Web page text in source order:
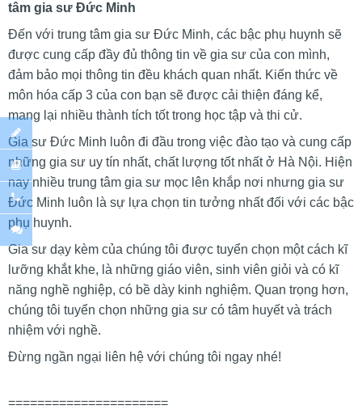
tâm gia sư Đức Minh
Đến với trung tâm gia sư Đức Minh, các bậc phụ huynh sẽ
được cung cấp đầy đủ thông tin về gia sư của con mình,
đảm bảo mọi thông tin đều khách quan nhất. Kiến thức về
môn hóa cấp 3 của con bạn sẽ được cải thiện đáng kể,
mang lại nhiều thành tích tốt trong học tập và thi cử.
Gia sư Đức Minh luôn đi đầu trong việc đào tạo và cung cấp
những gia sư uy tín nhất, chất lượng tốt nhất ở Hà Nội. Hiện
nay nhiều trung tâm gia sư mọc lên khắp nơi nhưng gia sư
Đức Minh luôn là sự lựa chọn tin tưởng nhất đối với các bậc
phụ huynh.
Gia sư dạy kèm của chúng tôi được tuyển chọn một cách kĩ
lưỡng khắt khe, là những giáo viên, sinh viên giỏi và có kĩ
năng nghề nghiệp, có bề dày kinh nghiệm. Quan trọng hơn,
chúng tôi tuyển chọn những gia sư có tâm huyết và trách
nhiệm với nghề.
Đừng ngần ngại liên hệ với chúng tôi ngay nhé!
======================